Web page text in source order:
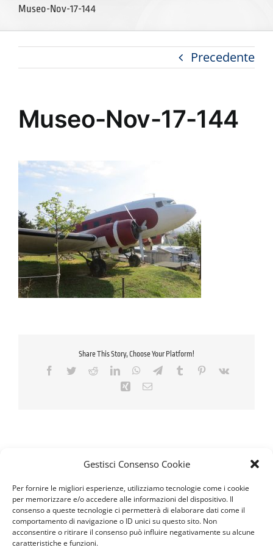
Gestisci Consenso Cookie
Per fornire le migliori esperienze, utilizziamo tecnologie come i cookie
per memorizzare e/o accedere alle informazioni del dispositivo. Il
consenso a queste tecnologie ci permetterà di elaborare dati come il
comportamento di navigazione o ID unici su questo sito. Non
acconsentire o ritirare il consenso può influire negativamente su alcune
caratteristiche e funzioni.
Museo-Nov-17-144
Precedente
Museo-Nov-17-144
Share This Story, Choose Your Platform!
Facebook
TwitterRedditLinkedInWhatsApp
TelegramTumblr Pinterest
Vk
Xing Email